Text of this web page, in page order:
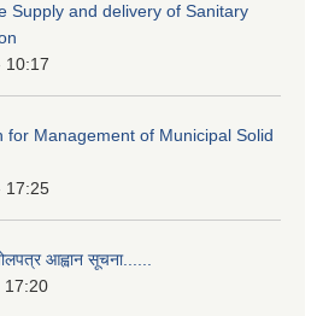
Supply and delivery of Sanitary
10:17
for Management of Municipal Solid
17:25
आह्वान सूचना......
17:20